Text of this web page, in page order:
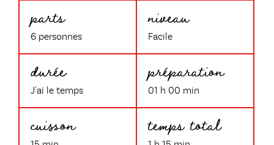
parts
6 personnes
niveau
Facile
durée
J'ai le temps
préparation
01 h 00 min
cuisson temps total